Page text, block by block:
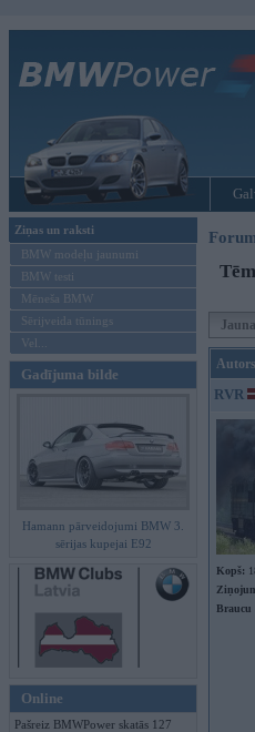
Ziņas un raksti
BMW modeļu jaunumi
BMW testi
Mēneša BMW
Sērijveida tūnings
Vel...
Gadījuma bilde
Hamann pārveidojumi BMW 3.
sērijas kupejai E92
Online
Pašreiz BMWPower skatās 127
Autors
RVR
Kopš:
Braucu